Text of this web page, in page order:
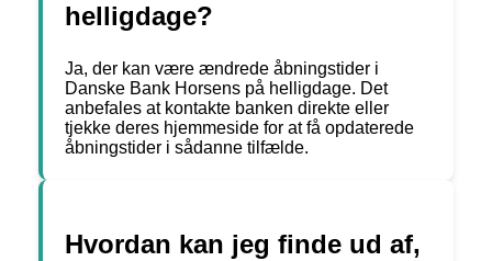
helligdage?
Ja, der kan være ændrede åbningstider i
Danske Bank Horsens på helligdage. Det
anbefales at kontakte banken direkte eller
tjekke deres hjemmeside for at få opdaterede
åbningstider i sådanne tilfælde.
Hvordan kan jeg finde ud af,